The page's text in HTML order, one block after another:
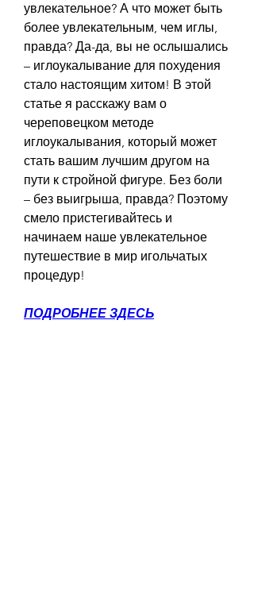
увлекательное? А что может быть
более увлекательным, чем иглы,
правда? Да-да, вы не ослышались
– иглоукалывание для похудения
стало настоящим хитом! В этой
статье я расскажу вам о
череповецком методе
иглоукалывания, который может
стать вашим лучшим другом на
пути к стройной фигуре. Без боли
– без выигрыша, правда? Поэтому
смело пристегивайтесь и
начинаем наше увлекательное
путешествие в мир игольчатых
процедур!
ПОДРОБНЕЕ ЗДЕСЬ